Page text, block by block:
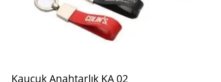
Kauçuk Anahtarlık KA 02